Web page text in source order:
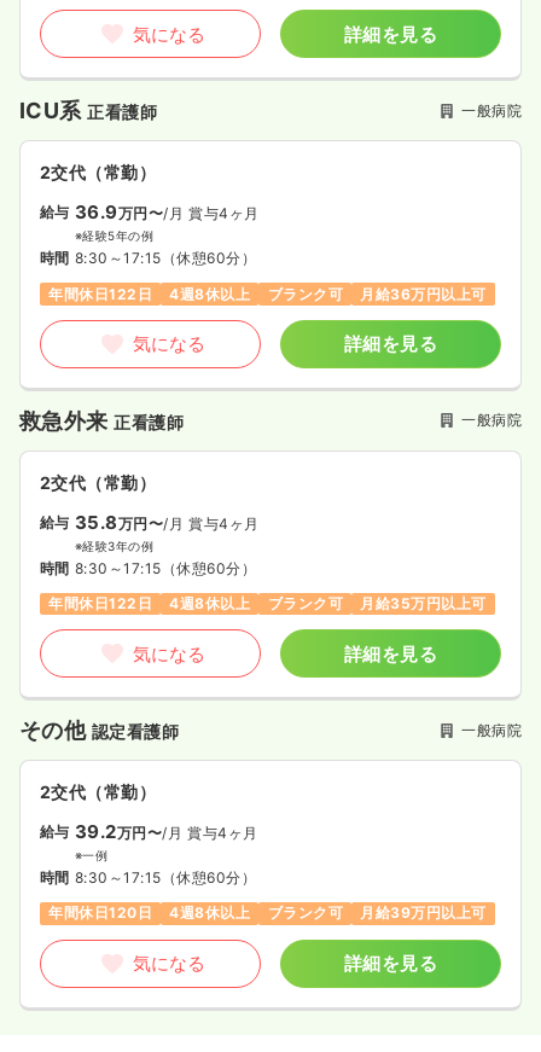
気になる 詳細を見る
ICU系正看護師 一般病院
2交代（常勤）
給与 36.9万円〜/月 賞与4ヶ月
※経験5年の例
時間 8:30～17:15 （休憩60分）
年間休日122日
4週8休以上 ブランク可 月給36万円以上可
気になる 詳細を見る
救急外来正看護師 一般病院
2交代（常勤）
給与 35.8万円〜/月 賞与4ヶ月
※経験3年の例
時間 8:30～17:15 （休憩60分）
年間休日122日
4週8休以上 ブランク可 月給35万円以上可
気になる 詳細を見る
その他 認定看護師 一般病院
2交代（常勤）
給与 39.2万円〜/月 賞与4ヶ月
※一例
時間 8:30～17:15 （休憩60分）
年間休日120日
4週8休以上 ブランク可 月給39万円以上可
気になる 詳細を見る